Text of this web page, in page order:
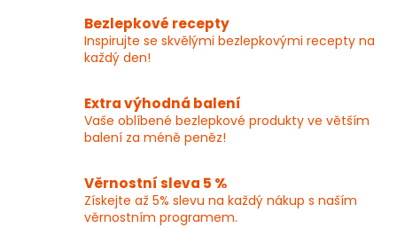
Bezlepkové recepty
Inspirujte se skvělými bezlepkovými recepty na
každý den!
Extra výhodná balení
Vaše oblíbené bezlepkové produkty ve větším
balení za méně peněz!
Věrnostní sleva 5 %
Získejte až 5% slevu na každý nákup s naším
věrnostním programem.